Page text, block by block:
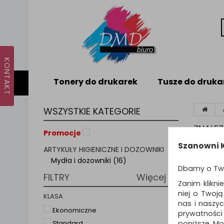
Tonery do drukarek Tusze do
WSZYSTKIE KATEGORIE
Promocje
ARTYKUŁY HIGIENICZNE I DOZOWNIKI
Mydła i dozowniki (16)
FILTRY Więcej
KLASA
Ekonomiczne
Szanowni
Dbamy o
Zanim
niej o
nas i